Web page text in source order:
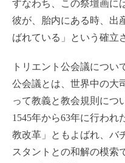
すなわち、この祭壇画に
彼が、胎内にある時、出
ばれている」という確立
トリエント公会議につい
公会議とは、世界中の大
って教義と教会規則につ
1545年から63年に行われ
教改革」ともよばれ、バ
スタントとの和解の模索